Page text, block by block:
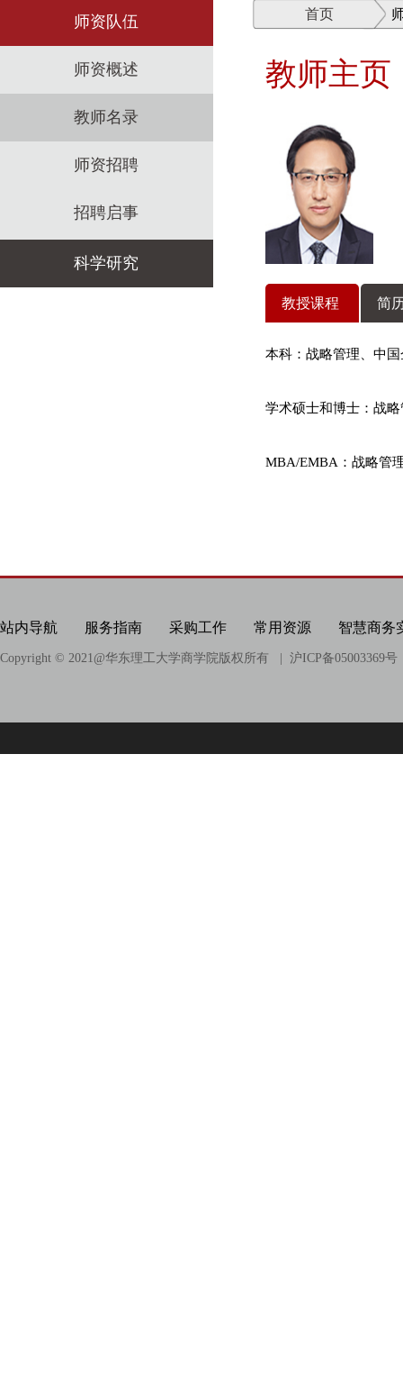
师资队伍
师资概述
教师名录
师资招聘
招聘启事
科学研究
首页
教师主页
教授课程 简
本科：战略管理、中
学术硕士和博士：战
MBA/EMBA：战略管
站内导航 服务指南 采购工作 常用资源 智慧商务
Copyright © 2021@华东理工大学商学院版权所有 | 沪ICP备05003369号